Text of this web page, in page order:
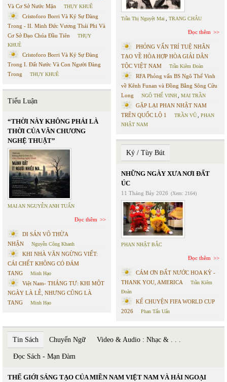
Và Cơ Sở Nước Mặn
THỤY KHUÊ
Cristoforo Borri Và Ký Sự Đàng
Trong - II. Minh Đức Vương Thái Phi Và
Cơ Sở Đạo Chúa Đầu Tiên
THỤY
KHUÊ
Cristoforo Borri Và Ký Sự Đàng
Trong I. Đất Nước Và Con Người Đàng
Trong
THỤY KHUÊ
Tiểu Luận
“THỜI NÀY KHÔNG PHẢI LÀ
THỜI CỦA VĂN CHƯƠNG
NGHỆ THUẬT”
MAI AN NGUYỄN ANH TUẤN
Đọc thêm
DI SẢN VÔ THỪA
NHẬN
Nguyễn Công Khanh
KHI NHÀ VĂN NGỪNG VIẾT:
CÁI CHẾT KHÔNG CÓ ĐÁM
TANG
Minh Hạo
Việt Nam- THÁNG TƯ: KHI MỘT
NGÀY LÀ LỄ, NHƯNG CŨNG LÀ
TANG
Minh Hạo
Trần Thị Nguyệt Mai TRANG CHÂU
Đọc thêm
PHỎNG VẤN TRÍ TUỆ NHÂN
TẠO VỀ HÒA HỢP HÒA GIẢI DÂN
TỘC VIỆT NAM
Trần Kiêm Đoàn
RFA Phỏng vấn BS Ngô Thế Vinh
về Kênh Funan và Đồng Bằng Sông Cửu
Long
NGÔ THẾ VINH MAI TRẦN
GẶP LẠI PHAN NHẬT NAM
TRÊN QUỐC LỘ 1
TRẦN VŨ
PHAN
NHẬT NAM
Ký / Tùy Bút
NHỮNG NGÀY XƯA NƠI ĐẤT
ÚC
11 Tháng Bảy 2026 (Xem: 2164)
PHAN NHẬT BẮC
Đọc thêm
CÁM ƠN ĐẤT NƯỚC HOA KỲ -
THANK YOU, AMERICA
Trần Kiêm
Đoàn
KỂ CHUYỆN FIFA WORLD CUP
2026
Phan Tấn Uẩn
Tin Sách Chuyển Ngữ Video & Audio : Nhạc & . . .
Đọc Sách - Mạn Đàm
THẾ GIỚI SÁNG TẠO CỦA MIỀN NAM VIỆT NAM VÀ HẢI NGOẠI